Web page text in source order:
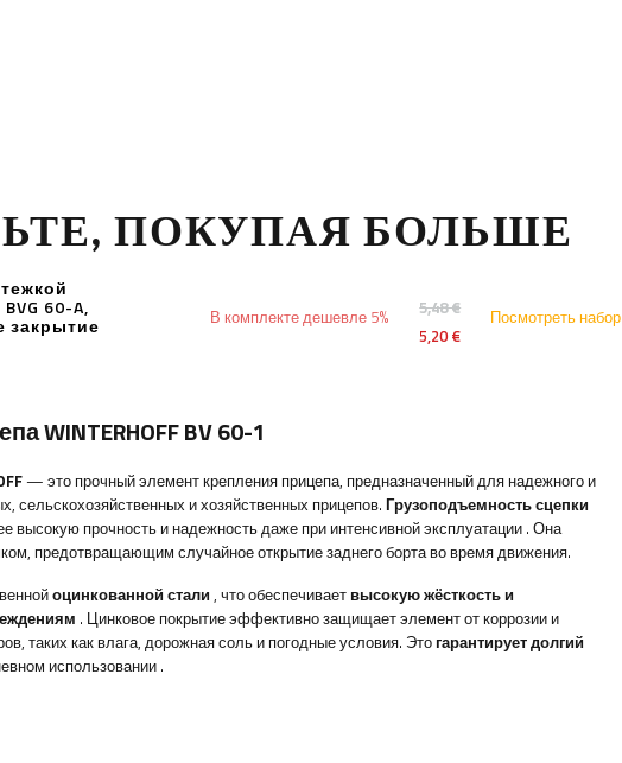
ПОКУПАЯ БОЛЬШЕ
60-A,
закрытие
5,48 €
5,20 €
В комплекте дешевле 5% Посмотреть набор
WINTERHOFF BV 60-1
— это прочный элемент крепления прицепа, предназначенный для надежного и
сельскохозяйственных и хозяйственных прицепов. Грузоподъемность сцепки
высокую прочность и надежность даже при интенсивной эксплуатации . Она
предотвращающим случайное открытие заднего борта во время движения.
оцинкованной стали , что обеспечивает высокую жёсткость и
. Цинковое покрытие эффективно защищает элемент от коррозии и
таких как влага, дорожная соль и погодные условия. Это гарантирует долгий
использовании .